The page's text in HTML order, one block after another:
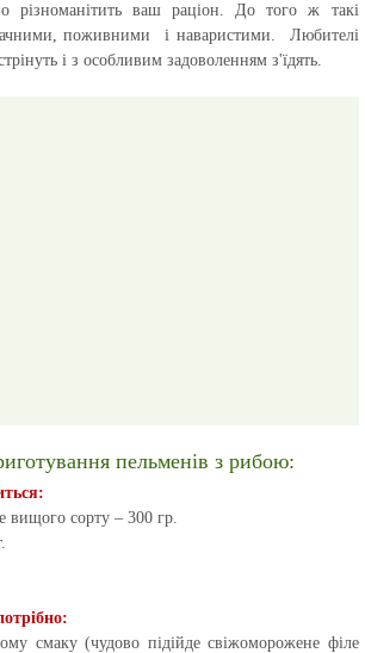
різноманітить ваш раціон. До того ж такі
поживними і наваристими. Любителі
і з особливим задоволенням з'їдять.
пельменів з рибою:
сорту – 300 гр.
смаку (чудово підійде свіжоморожене філе